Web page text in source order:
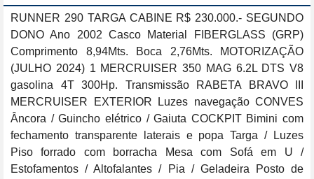
RUNNER 290 TARGA CABINE R$ 230.000.- SEGUNDO
DONO Ano 2002 Casco Material FIBERGLASS (GRP)
Comprimento 8,94Mts. Boca 2,76Mts. MOTORIZAÇÃO
(JULHO 2024) 1 MERCRUISER 350 MAG 6.2L DTS V8
gasolina 4T 300Hp. Transmissão RABETA BRAVO III
MERCRUISER EXTERIOR Luzes navegação CONVES
Âncora / Guincho elétrico / Gaiuta COCKPIT Bimini com
fechamento transparente laterais e popa Targa / Luzes
Piso forrado com borracha Mesa com Sofá em U /
Estofamentos / Altofalantes / Pia / Geladeira Posto de